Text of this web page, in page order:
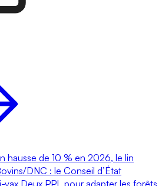
hausse de 10 % en 2026, le lin
DNC : le Conseil d’État
vax Deux PPL pour adapter les forêts